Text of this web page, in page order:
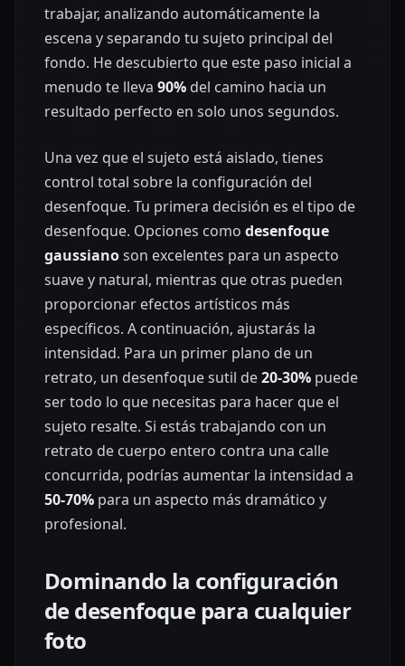
trabajar, analizando automáticamente la
escena y separando tu sujeto principal del
fondo. He descubierto que este paso inicial a
menudo te lleva 90% del camino hacia un
resultado perfecto en solo unos segundos.
Una vez que el sujeto está aislado, tienes
control total sobre la configuración del
desenfoque. Tu primera decisión es el tipo de
desenfoque. Opciones como desenfoque
gaussianoson excelentes para un aspecto
suave y natural, mientras que otras pueden
proporcionar efectos artísticos más
específicos. A continuación, ajustarás la
intensidad. Para un primer plano de un
retrato, un desenfoque sutil de20-30% puede
ser todo lo que necesitas para hacer que el
sujeto resalte. Si estás trabajando con un
retrato de cuerpo entero contra una calle
concurrida, podrías aumentar la intensidad a
50-70% para un aspecto más dramático y
profesional.
Dominando la configuración
de desenfoque para cualquier
foto